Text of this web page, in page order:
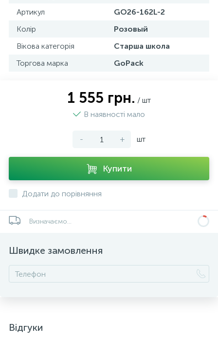
Артикул
GO26-162L-2
Колір
Розовый
Вікова категорія
Старша школа
Торгова марка
GoPack
1 555 грн. / шт
В наявності мало
- + шт
Купити
Додати до порівняння
Визначаємо...
Швидке замовлення
Відгуки